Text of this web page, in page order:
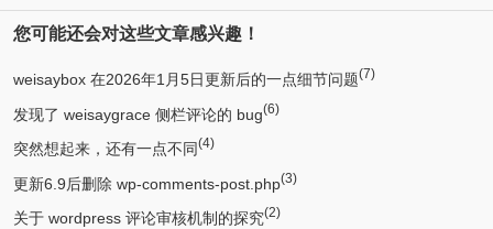
您可能还会对这些文章感兴趣！
weisaybox 在2026年1月5日更新后的一点细节问题(7)
发现了 weisaygrace 侧栏评论的 bug(6)
突然想起来，还有一点不同(4)
更新6.9后删除 wp-comments-post.php(3)
关于 wordpress 评论审核机制的探究(2)